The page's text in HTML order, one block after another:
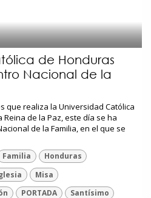
de Honduras
Nacional de la
que realiza la Universidad Católica
de la Paz, este día se ha
de la Familia, en el que se
Familia
Honduras
Misa
PORTADA
Santísimo